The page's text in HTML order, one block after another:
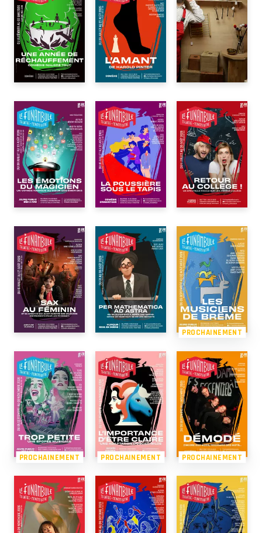
PROCHAINEMENT
PROCHAINEMENT PROCHAINEMENT PROCHAINEMENT